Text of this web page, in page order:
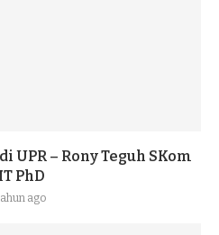
– Rony Teguh SKom
PhD
ago